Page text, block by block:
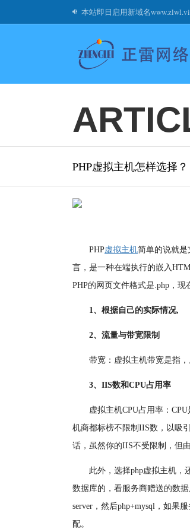
本站即日启用新域名
PHP虚拟主机怎样选择？
PHP虚拟主机简单的说就是
言，是一种在端执行的嵌入
PHP的网页文件格式是.php，现
1、根据自己的实际情况,
2、流量与带宽限制
带宽：虚拟主机带宽是指
3、IIS数和CPU占用率
虚拟主机CPU占用率：
机商都标榜不限制IIS数，以吸
话，虽然你的IIS不受限制，但
此外，选择php虚拟主机，
数据库的，看服务商赠送的数据
server，然后php+mysql，如果
配。